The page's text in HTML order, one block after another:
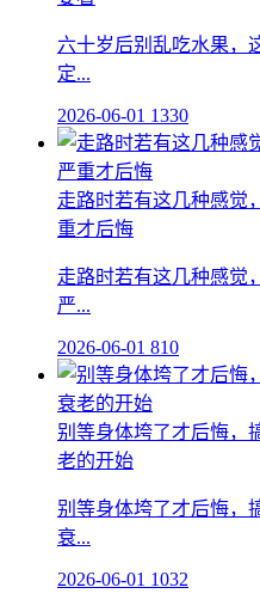
六十岁后别乱吃水果，
定...
2026-06-01 1330
走路时若有这几种感觉
重才后悔
走路时若有这几种感觉
严...
2026-06-01 810
别等身体垮了才后悔，
老的开始
别等身体垮了才后悔，
衰...
2026-06-01 1032